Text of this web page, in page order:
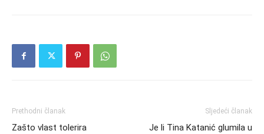
Prethodni članak
Zašto vlast tolerira
Sljedeći članak
Je li Tina Katanić glumila u